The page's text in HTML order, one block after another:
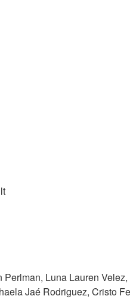
Luna Lauren
Jaé Rodriguez, Cristo